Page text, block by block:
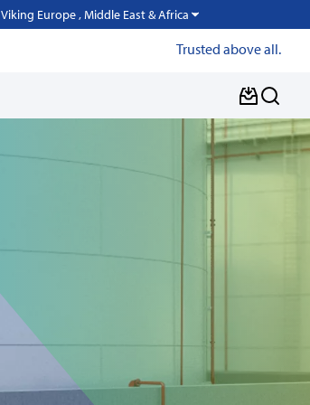
Viking Europe , Middle East & Africa
Trusted above all.